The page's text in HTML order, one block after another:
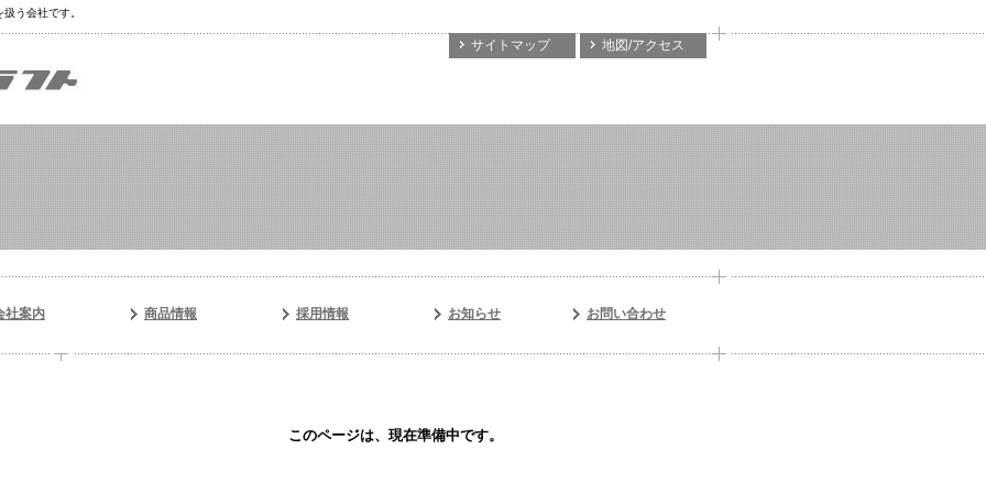
う会社です。
地図/アクセス
サイトマップ
社案内 商品情報 採用情報 お知らせ お問い合わせ
このページは、現在準備中です。